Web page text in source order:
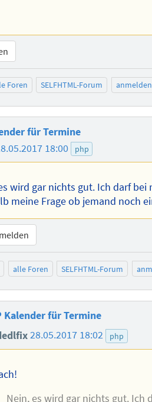
Foren SELFHTML-Forum anmelden
für Termine
18:00 php
wird gar nichts gut. Ich darf
meine Frage ob jemand noch
alle Foren SELFHTML-Forum
Kalender für Termine
28.05.2017 18:02 php
Nein, es wird gar nichts gut. Ich